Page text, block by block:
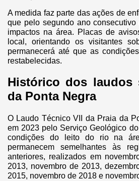
A medida faz parte das ações de
que pelo segundo ano
impactos na área. Placas de
local, orientando os visitantes
permanecerá até que as
restabelecidas.
Histórico dos laudos
da Ponta Negra
O Laudo Técnico VII da Praia da
em 2023 pelo Serviço Geológico
condições do leito do rio na
permanecem semelhantes às
anteriores, realizados em
2013, novembro de 2013,
2015, novembro de 2018 e